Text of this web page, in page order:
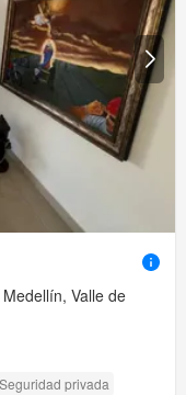
Valle de
Seguridad privada